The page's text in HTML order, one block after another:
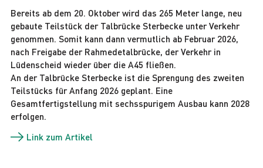
Bereits ab dem 20. Oktober wird das 265 Meter lange, neu
gebaute Teilstück der Talbrücke Sterbecke unter Verkehr
genommen. Somit kann dann vermutlich ab Februar 2026,
nach Freigabe der Rahmedetalbrücke, der Verkehr in
Lüdenscheid wieder über die A45 fließen.
An der Talbrücke Sterbecke ist die Sprengung des zweiten
Teilstücks für Anfang 2026 geplant. Eine
Gesamtfertigstellung mit sechsspurigem Ausbau kann 2028
erfolgen.
Link zum Artikel